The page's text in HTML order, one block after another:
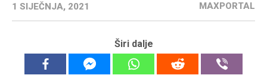
1 SIJEČNJA, 2021 MAXPORTAL
Širi dalje